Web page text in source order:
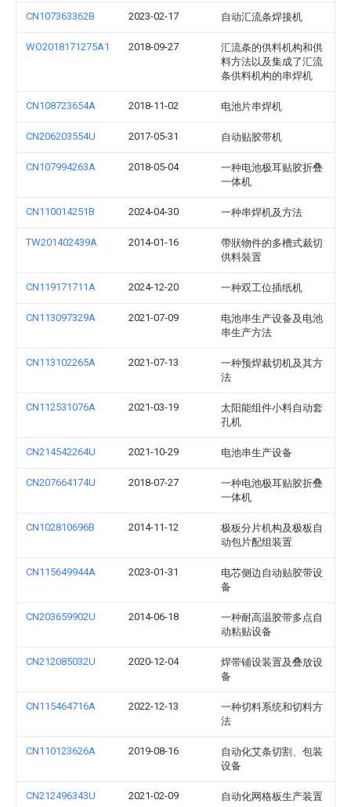
CN107363362B 2023-02-17 自动汇流条焊接机
WO2018171275A1 2018-09-27
汇流条的供料机构和供
料方法以及集成了汇流
条供料机构的串焊机
CN108723654A 2018-11-02 电池片串焊机
CN206203554U 2017-05-31 自动贴胶带机
CN107994263A 2018-05-04
一种电池极耳贴胶折叠
一体机
CN110014251B 2024-04-30 一种串焊机及方法
TW201402439A 2014-01-16
帶狀物件的多槽式裁切
供料裝置
CN119171711A 2024-12-20 一种双工位插纸机
CN113097329A 2021-07-09
电池串生产设备及电池
串生产方法
CN113102265A 2021-07-13
一种预焊裁切机及其方
法
CN112531076A 2021-03-19
太阳能组件小料自动套
孔机
CN214542264U 2021-10-29 电池串生产设备
CN207664174U 2018-07-27
一种电池极耳贴胶折叠
一体机
CN102810696B 2014-11-12
极板分片机构及极板自
动包片配组装置
CN115649944A 2023-01-31
电芯侧边自动贴胶带设
备
CN203659902U 2014-06-18
一种耐高温胶带多点自
动粘贴设备
CN212085032U 2020-12-04
焊带铺设装置及叠放设
备
CN115464716A 2022-12-13
一种切料系统和切料方
法
CN110123626A 2019-08-16
自动化艾条切割、包装
设备
CN212496343U 2021-02-09 自动化网格板生产装置